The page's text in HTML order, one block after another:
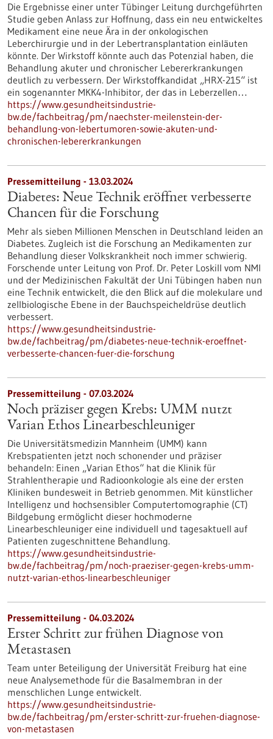
Die Ergebnisse einer unter Tübinger Leitung durchgeführten
Studie geben Anlass zur Hoffnung, dass ein neu entwickeltes
Medikament eine neue Ära in der onkologischen
Leberchirurgie und in der Lebertransplantation einläuten
könnte. Der Wirkstoff könnte auch das Potenzial haben, die
Behandlung akuter und chronischer Lebererkrankungen
deutlich zu verbessern. Der Wirkstoffkandidat „HRX-215“ ist
ein sogenannter MKK4-Inhibitor, der das in Leberzellen…
https://www.gesundheitsindustrie-
bw.de/fachbeitrag/pm/naechster-meilenstein-der-
behandlung-von-lebertumoren-sowie-akuten-und-
chronischen-lebererkrankungen
Pressemitteilung - 13.03.2024
Diabetes: Neue Technik eröffnet verbesserte
Chancen für die Forschung
Mehr als sieben Millionen Menschen in Deutschland leiden an
Diabetes. Zugleich ist die Forschung an Medikamenten zur
Behandlung dieser Volkskrankheit noch immer schwierig.
Forschende unter Leitung von Prof. Dr. Peter Loskill vom NMI
und der Medizinischen Fakultät der Uni Tübingen haben nun
eine Technik entwickelt, die den Blick auf die molekulare und
zellbiologische Ebene in der Bauchspeicheldrüse deutlich
verbessert.
https://www.gesundheitsindustrie-
bw.de/fachbeitrag/pm/diabetes-neue-technik-eroeffnet-
verbesserte-chancen-fuer-die-forschung
Pressemitteilung - 07.03.2024
Noch präziser gegen Krebs: UMM nutzt
Varian Ethos Linearbeschleuniger
Die Universitätsmedizin Mannheim (UMM) kann
Krebspatienten jetzt noch schonender und präziser
behandeln: Einen „Varian Ethos“ hat die Klinik für
Strahlentherapie und Radioonkologie als eine der ersten
Kliniken bundesweit in Betrieb genommen. Mit künstlicher
Intelligenz und hochsensibler Computertomographie (CT)
Bildgebung ermöglicht dieser hochmoderne
Linearbeschleuniger eine individuell und tagesaktuell auf
Patienten zugeschnittene Behandlung.
https://www.gesundheitsindustrie-
bw.de/fachbeitrag/pm/noch-praeziser-gegen-krebs-umm-
nutzt-varian-ethos-linearbeschleuniger
Pressemitteilung - 04.03.2024
Erster Schritt zur frühen Diagnose von
Metastasen
Team unter Beteiligung der Universität Freiburg hat eine
neue Analysemethode für die Basalmembran in der
menschlichen Lunge entwickelt.
https://www.gesundheitsindustrie-
bw.de/fachbeitrag/pm/erster-schritt-zur-fruehen-diagnose-
von-metastasen